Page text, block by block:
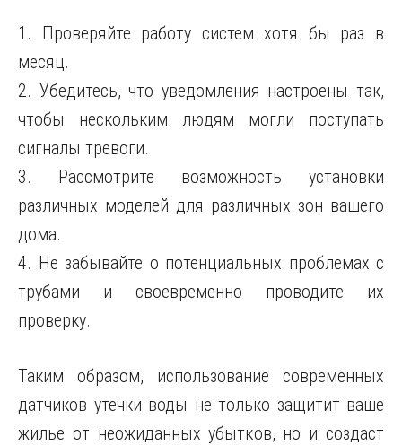
1. Проверяйте работу систем хотя бы раз в
месяц.
2. Убедитесь, что уведомления настроены так,
чтобы нескольким людям могли поступать
сигналы тревоги.
3. Рассмотрите возможность установки
различных моделей для различных зон вашего
дома.
4. Не забывайте о потенциальных проблемах с
трубами и своевременно проводите их
проверку.
Таким образом, использование современных
датчиков утечки воды не только защитит ваше
жилье от неожиданных убытков, но и создаст